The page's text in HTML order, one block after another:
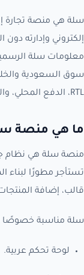
إلكتروني وإدارته
سوق السعودية
RTL، الدفع المحلي، والشحن.
ما هي منصة
منصة سلة هي نظام
تستأجر مطورًا لبناء
قالب، إضافة
سلة مناسبة خصوصًا
لوحة تحكم عربية.